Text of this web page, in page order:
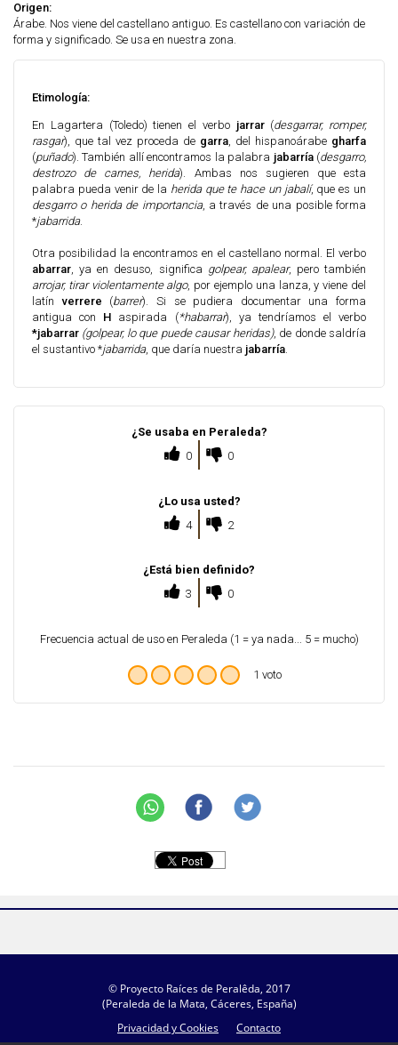
Origen:
Árabe. Nos viene del castellano antiguo. Es castellano con variación de
forma y significado. Se usa en nuestra zona.
Etimología:
En Lagartera (Toledo) tienen el verbo jarrar (desgarrar, romper,
rasgar), que tal vez proceda de garra, del hispanoárabe gharfa
(puñado). También allí encontramos la palabra jabarría (desgarro,
destrozo de carnes, herida). Ambas nos sugieren que esta
palabra pueda venir de la herida que te hace un jabalí, que es un
desgarro o herida de importancia, a través de una posible forma
*jabarrida.
Otra posibilidad la encontramos en el castellano normal. El verbo
abarrar, ya en desuso, significa golpear, apalear, pero también
arrojar, tirar violentamente algo, por ejemplo una lanza, y viene del
latínverrere (barrer). Si se pudiera documentar una forma
antigua con H aspirada (*habarrar), ya tendríamos el verbo
*jabarrar (golpear, lo que puede causar heridas), de donde saldría
el sustantivo *jabarrida, que daría nuestra jabarría.
¿Se usaba en Peraleda?
0
0
¿Lo usa usted?
4
2
¿Está bien definido?
3
0
Frecuencia actual de uso en Peraleda (1 = ya nada... 5 = mucho)
1 voto
© Proyecto Raíces de Peralêda, 2017
(Peraleda de la Mata, Cáceres, España)
Privacidad y Cookies
Contacto